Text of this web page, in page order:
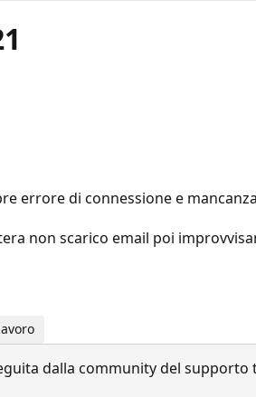
errore di connessione e
non scarico email poi
dalla community del